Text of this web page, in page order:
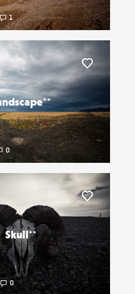
1
0
Skull**
0
Liker